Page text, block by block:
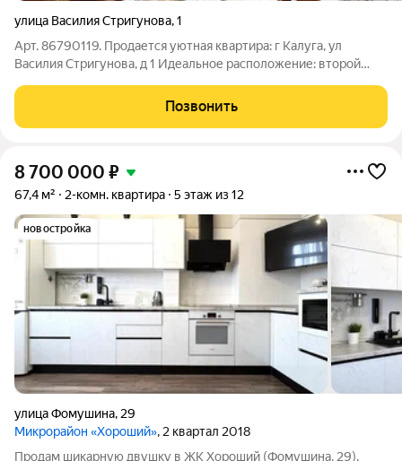
улица Василия Стригунова,1
Арт. 86790119. Продается уютная квартира: г Калуга, ул
Василия Стригунова, д 1 Идеальное расположение: второй
тишина, минимум шума и максимум комфорта для вашей
семьи Площадь и особенности: 48.1 м
Позвонить
8 700 000 ₽
67,4 м² 2-комн. квартира 5 этаж из 12
новостройка
улица Фомушина, 29
Микрорайон «Хороший», 2 квартал 2018
Продам шикарную двушку в ЖК Хороший (Фомушина, 29).